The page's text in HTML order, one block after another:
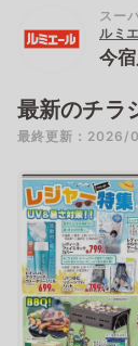
スー
ルミ
今
最新のチラ
最終更新：2026/